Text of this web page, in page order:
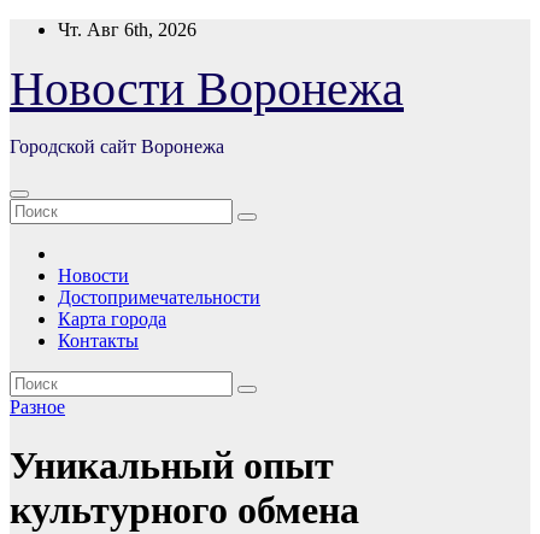
Перейти
содержимому
Чт. Авг 6th, 2026
Новости Воронежа
Городской сайт Воронежа
Новости
Достопримечательности
Карта города
Контакты
Разное
Уникальный опыт
культурного обмена